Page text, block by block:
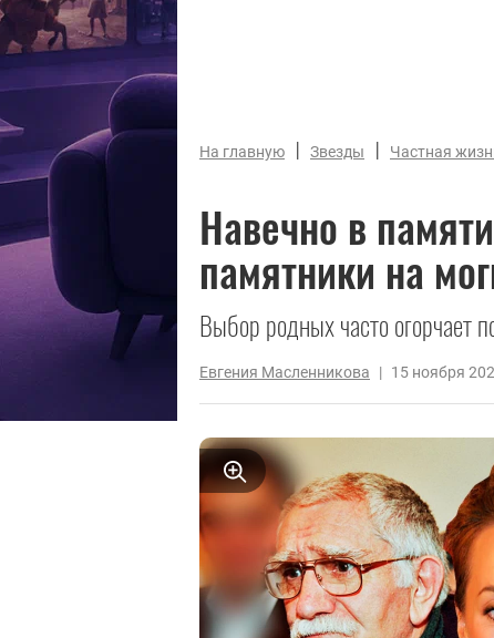
На главную | Звезды | Частная
Навечно в
памятники на
Выбор родных часто огорчает
Евгения Масленникова | 15 ноября